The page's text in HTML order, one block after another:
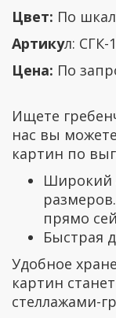
Цвет: По
Артикул: СГК-
Цена: По
Ищете
нас вы
картин по
Широкий
прямо
Быстрая
Удобное
картин
стеллажами-